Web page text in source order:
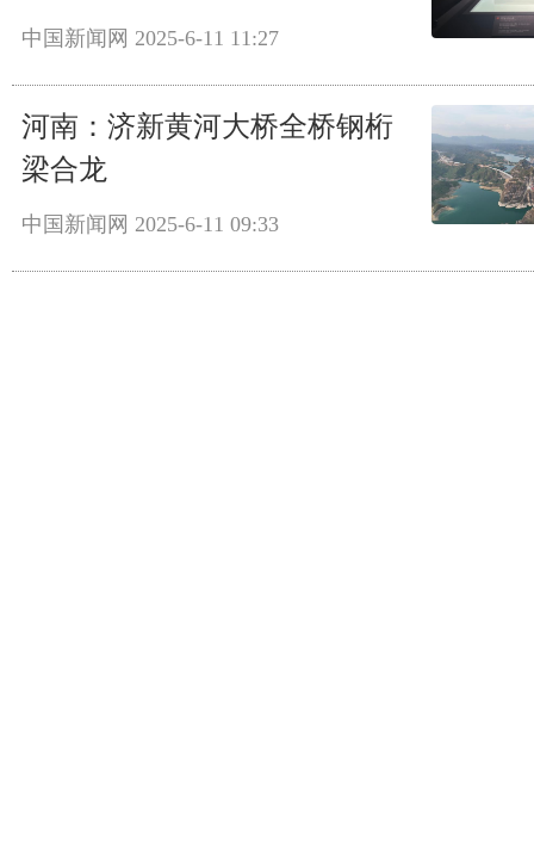
中国新闻网 2025-6-11 11:27
河南：济新黄河大桥全桥钢桁
梁合龙
中国新闻网 2025-6-11 09:33